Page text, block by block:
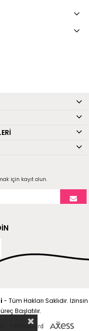
için kayıt olun.
- Tüm Hakları Saklıdır. İzinsin
Başlatılır.